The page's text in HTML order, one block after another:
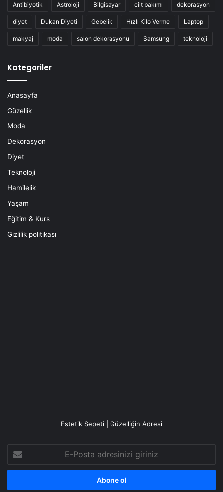
Antibiyotik Astroloji Bilgisayar cilt bakımı dekorasyon
diyet Dukan Diyeti Gebelik Hızlı Kilo Verme Laptop
makyaj moda salon dekorasyonu Samsung teknoloji
Kategoriler
Anasayfa
Güzellik
Moda
Dekorasyon
Diyet
Teknoloji
Hamilelik
Yaşam
Eğitim & Kurs
Gizlilik politikası
Estetik Sepeti | Güzelliğin Adresi
Posta
adresinizi